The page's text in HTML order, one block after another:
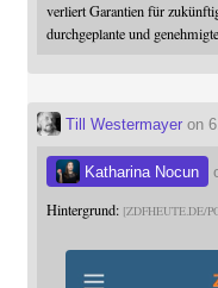
verliert Garantien für
durchgeplante und
Till Westermayeron
Katharina Nocun
Hintergrund: ZDFHEUTE.DE/